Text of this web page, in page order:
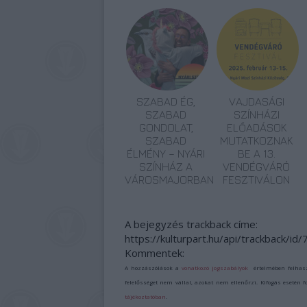
SZABAD ÉG,
SZABAD
GONDOLAT,
SZABAD
ÉLMÉNY – NYÁRI
SZÍNHÁZ A
VÁROSMAJORBAN
VAJDASÁGI
SZÍNHÁZI
ELŐADÁSOK
MUTATKOZNAK
BE A 13.
VENDÉGVÁRÓ
FESZTIVÁLON
A bejegyzés trackback címe:
https://kulturpart.hu/api/trackback/id/
Kommentek:
A hozzászólások avonatkozó jogszabályok értelmében
felelősséget nem vállal, azokat nem ellenőrzi. Kifogás esetén
tájékoztatóban